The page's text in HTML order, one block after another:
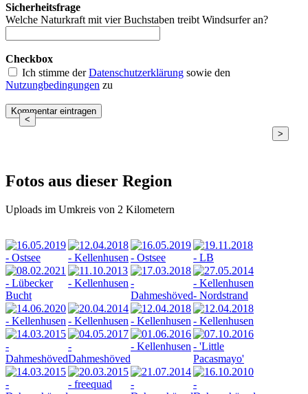
Sicherheitsfrage
Welche Naturkraft mit vier Buchstaben treibt Windsurfer an?
Checkbox
Ich stimme derDatenschutzerklärung sowie den
Nutzungbedingungen zu
<
>
Fotos aus dieser Region
Uploads im Umkreis von 2 Kilometern